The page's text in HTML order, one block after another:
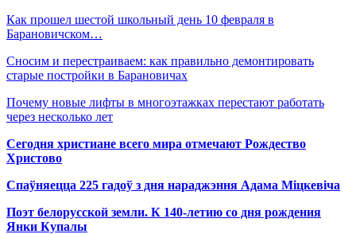
Как прошел шестой школьный день 10 февраля в
Барановичском…
Сносим и перестраиваем: как правильно демонтировать
старые постройки в Барановичах
Почему новые лифты в многоэтажках перестают работать
через несколько лет
Сегодня христиане всего мира отмечают Рождество
Христово
Спаўняецца 225 гадоў з дня нараджэння Адама Міцкевіча
Поэт белорусской земли. К 140-летию со дня рождения
Янки Купалы